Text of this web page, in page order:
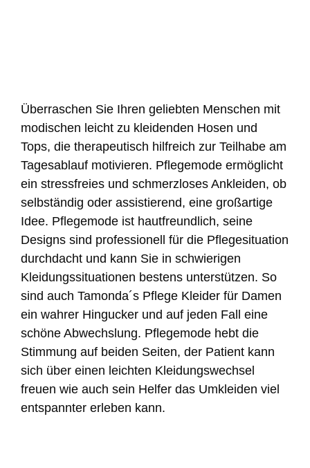
Überraschen Sie Ihren geliebten Menschen mit
modischen leicht zu kleidenden Hosen und
Tops, die therapeutisch hilfreich zur Teilhabe am
Tagesablauf motivieren. Pflegemode ermöglicht
ein stressfreies und schmerzloses Ankleiden, ob
selbständig oder assistierend, eine großartige
Idee. Pflegemode ist hautfreundlich, seine
Designs sind professionell für die Pflegesituation
durchdacht und kann Sie in schwierigen
Kleidungssituationen bestens unterstützen. So
sind auch Tamonda´s Pflege Kleider für Damen
ein wahrer Hingucker und auf jeden Fall eine
schöne Abwechslung. Pflegemode hebt die
Stimmung auf beiden Seiten, der Patient kann
sich über einen leichten Kleidungswechsel
freuen wie auch sein Helfer das Umkleiden viel
entspannter erleben kann.